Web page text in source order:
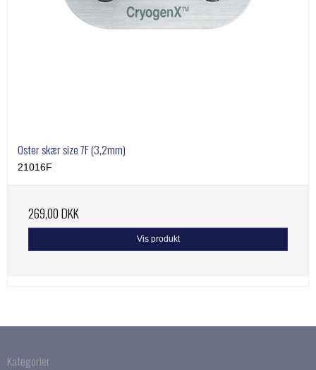
Oster skær size 7F (3,2mm)
21016F
269,00 DKK
Vis produkt
Kategorier